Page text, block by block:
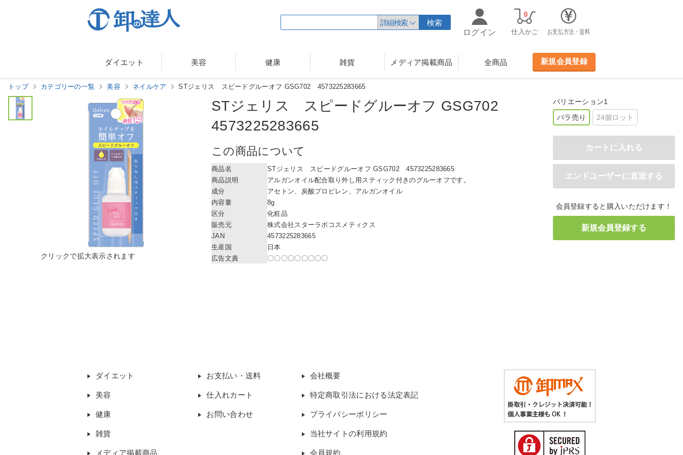
詳細検索
検索
ログイン
仕入かご
0
お支払方法・送料
ダイエット 美容 健康 雑貨 メディア掲載商品 全商品 新規会員登録
トップ カテゴリーの一覧 美容 ネイルケア STジェリス スピードグルーオフ GSG702 4573225283665
バリエーション1
バラ売り
24個ロット
会員登録すると購入いただけます！
STジェリス スピードグルーオフ GSG702
4573225283665
この商品について
商品名
STジェリス スピードグルーオフ GSG702 4573225283665
商品説明
アルガンオイル配合取り外し用スティック付きのグルーオフです。
成分
アセトン、炭酸プロピレン、アルガンオイル
内容量
8g
区分
化粧品
販売元
株式会社スターラボコスメティクス
JAN
4573225283665
生産国
日本
広告文責
〇〇〇〇〇〇〇〇〇
ダイエット
美容
健康
雑貨
メディア掲載商品
お支払い・送料
仕入れカート
お問い合わせ
会社概要
特定商取引法における法定表記
プライバシーポリシー
当社サイトの利用規約
会員規約